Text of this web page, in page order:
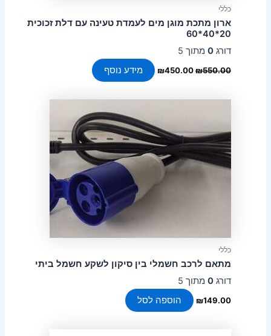
כללי
ארון מתכת מוגן מים לעמדת טעינה עם דלת זכוכית
20*40*60
דורג0 מתוך 5
₪550.00
₪450.00 מידע נוסף
כללי
מתאם לרכב חשמלי בין סיקון לשקע חשמל ביתי
דורג0 מתוך 5
₪149.00 הוספה לסל